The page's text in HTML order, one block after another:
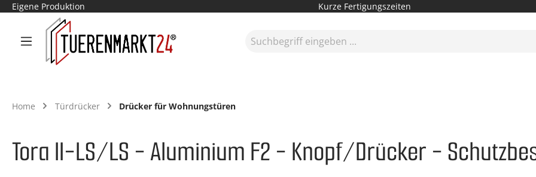
Hauptinhalt springen
Zur Suche springen
Zur Hauptnavigation springen
Eigene Produktion Kurze Fertigungszeiten
Home Türdrücker Drücker für Wohnungstüren
Tora II-LS/LS - Aluminium F2 - Knopf/Drücker -